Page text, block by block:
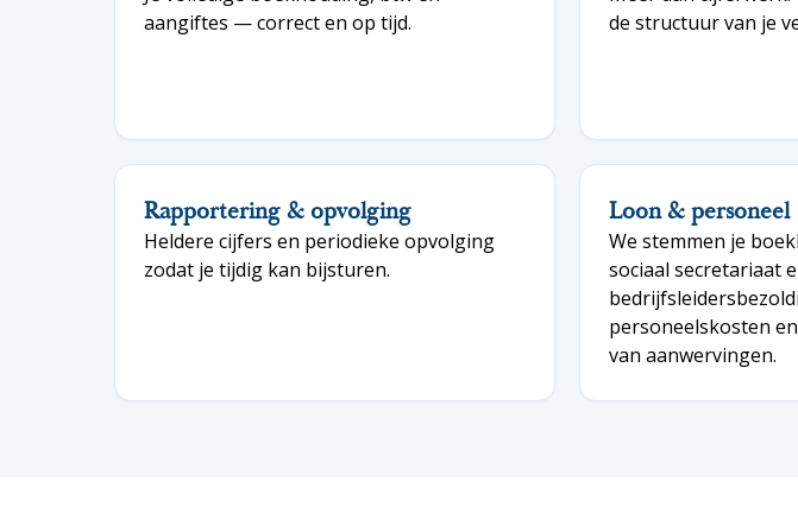
aangiftes — correct en op tijd.
de structuur van je
Rapportering & opvolging
Heldere cijfers en periodieke opvolging
zodat je tijdig kan bijsturen.
Loon & personeel
We stemmen je
sociaal secretariaat
personeelskosten
van aanwervingen.